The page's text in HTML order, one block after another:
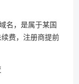
名，是属于某国
费，注册商提前